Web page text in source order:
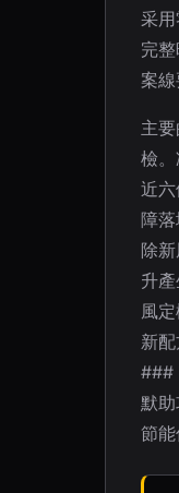
采
完
案
主
檢
近
障
除
升
風
新
###
默
節